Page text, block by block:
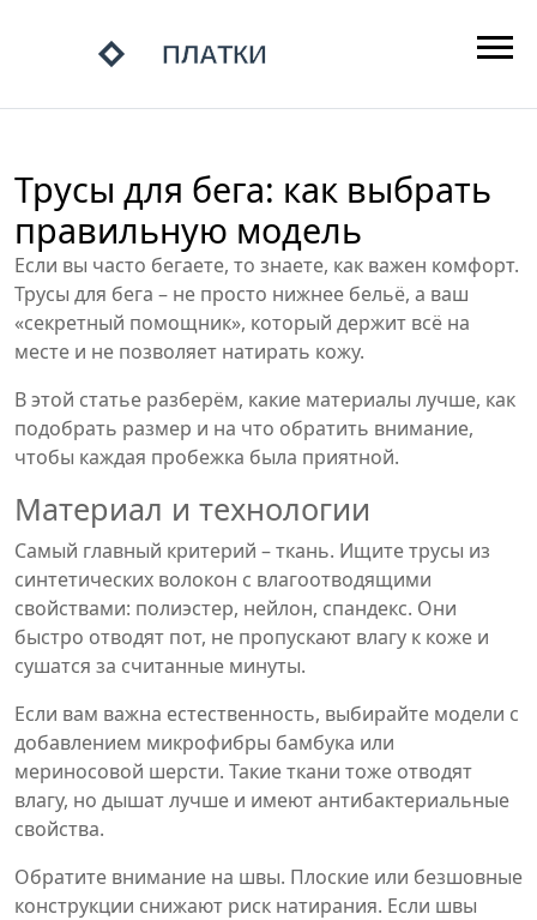
Трусы для бега: как выбрать
правильную модель
Если вы часто бегаете, то знаете, как важен комфорт.
Трусы для бега – не просто нижнее бельё, а ваш
«секретный помощник», который держит всё на
месте и не позволяет натирать кожу.
В этой статье разберём, какие материалы лучше, как
подобрать размер и на что обратить внимание,
чтобы каждая пробежка была приятной.
Материал и технологии
Самый главный критерий – ткань. Ищите трусы из
синтетических волокон с влагоотводящими
свойствами: полиэстер, нейлон, спандекс. Они
быстро отводят пот, не пропускают влагу к коже и
сушатся за считанные минуты.
Если вам важна естественность, выбирайте модели с
добавлением микрофибры бамбука или
мериносовой шерсти. Такие ткани тоже отводят
влагу, но дышат лучше и имеют антибактериальные
свойства.
Обратите внимание на швы. Плоские или безшовные
конструкции снижают риск натирания. Если швы